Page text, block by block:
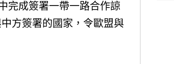
完成簽署一帶一路合作諒
方簽署的國家，令歐盟與